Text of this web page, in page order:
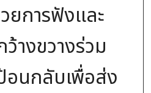
ยการฟังและ
างขวางร่วม
อนกลับเพื่อส่ง